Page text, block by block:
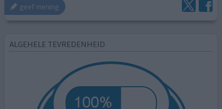
geef mening
ALGEHELE TEVREDENHEID